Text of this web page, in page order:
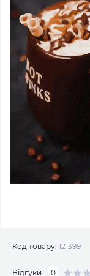
Код товару: 121399
Відгуки: 0